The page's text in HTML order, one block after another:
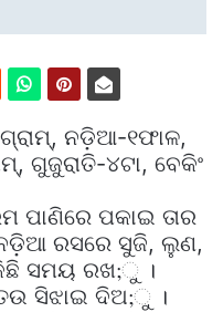
ନଡ଼ିଆ-୧ଫାଳ,
ଗୁଜୁରାତି-୪ଟା, ବେକିଂ
ପାଣିରେ ପକାଇ ତାର
ରସରେ ସୁଜି, ଲୁଣ,
ସମୟ ରଖ;ୁ ।
ସିଝାଇ ଦିଅ;ୁ ।